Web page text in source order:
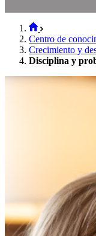
Centro de
Crecimiento y
Disciplina y